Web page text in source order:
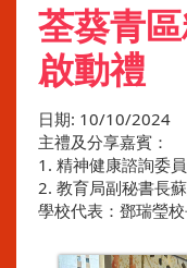
荃葵青
啟動禮
日期: 10/10/2024
主禮及分享嘉賓：
1. 精神健康諮詢委
2. ⁠教育局副秘書長
學校代表：鄧瑞瑩